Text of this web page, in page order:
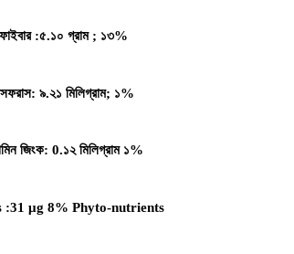
ফাইবার:৫.১০ গ্রাম; ১৩%
: ৯.২১ মিলিগ্রাম; ১%
জিংক: 0.১২ মিলিগ্রাম ১%
:31 μg 8% Phyto-nutrients